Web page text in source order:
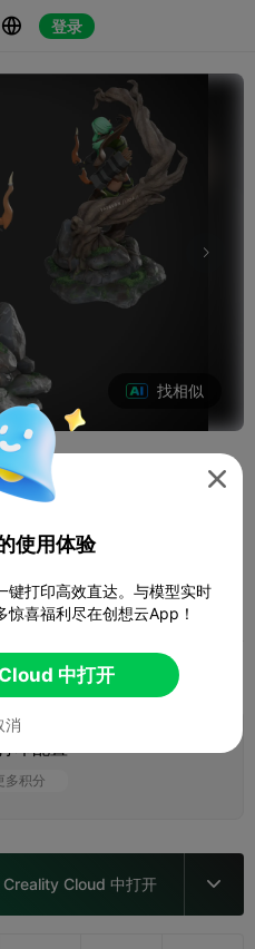
 登录
 
找相似
手版本1
微缩模型 角色与怪物
多积分
Creality Cloud 中打开 

使用体验
键打印高效直达。与模型实时
喜福利尽在创想云App！
中打开
消